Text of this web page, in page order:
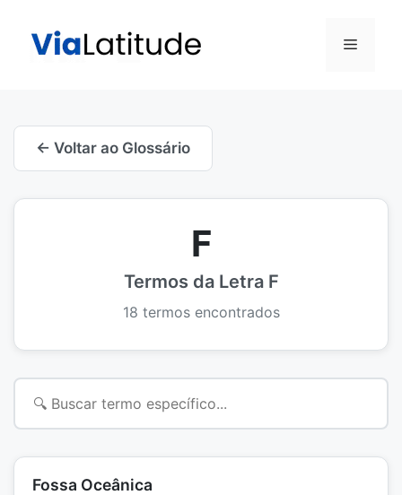
Menu
← Voltar ao Glossário
F
Termos da Letra F
18 termos encontrados
Fossa Oceânica